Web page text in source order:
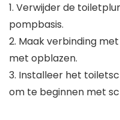
1. Verwijder de
pompbasis.
2. Maak verbinding
met opblazen.
3. Installeer het
om te beginnen met